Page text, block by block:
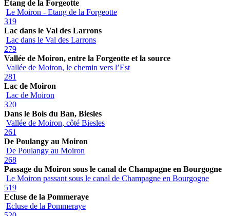
Etang de la Forgeotte
Le Moiron - Etang de la Forgeotte
319
Lac dans le Val des Larrons
Lac dans le Val des Larrons
279
Vallée de Moiron, entre la Forgeotte et la source
Vallée de Moiron, le chemin vers l’Est
281
Lac de Moiron
Lac de Moiron
320
Dans le Bois du Ban, Biesles
Vallée de Moiron, côté Biesles
261
De Poulangy au Moiron
De Poulangy au Moiron
268
Passage du Moiron sous le canal de Champagne en Bourgogne
Le Moiron passant sous le canal de Champagne en Bourgogne
519
Ecluse de la Pommeraye
Ecluse de la Pommeraye